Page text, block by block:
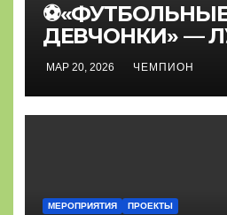
ДЕВЧОНКИ» —
МАР 20, 2026 ЧЕМПИОН
МЕРОПРИЯТИЯ ПРОЕКТЫ